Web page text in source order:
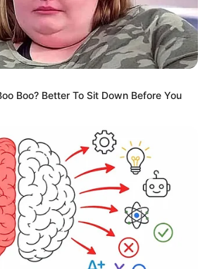
Boo? Better To Sit Down Before You